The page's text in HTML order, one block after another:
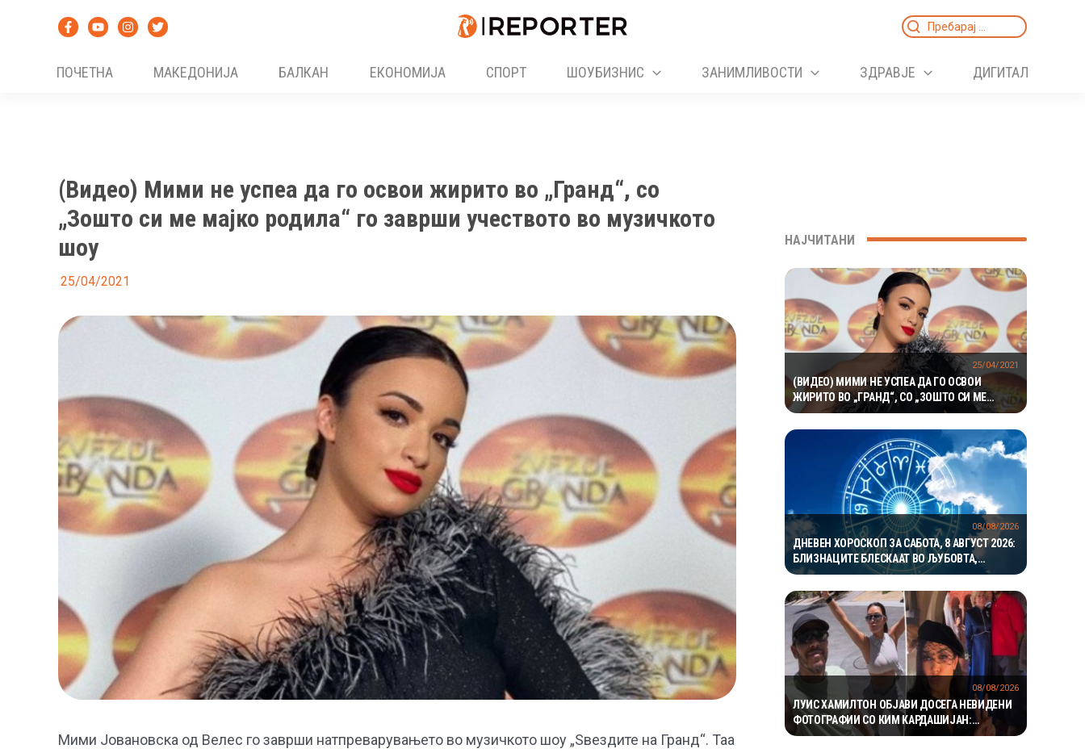
Search
ПОЧЕТНА
МАКЕДОНИЈА БАЛКАН ЕКОНОМИЈА СПОРТ ШОУБИЗНИС ЗАНИМЛИВОСТИ ЗДРАВЈЕ ДИГИТАЛ
(Видео) Мими не успеа да го освои жирито во „Гранд“, со
„Зошто си ме мајко родила“ го заврши учеството во музичкото
шоу
25/04/2021
Мими Јовановска од Велес го заврши натпреварувањето во музичкото шоу „Ѕвездите на Гранд“. Таа
НАЈЧИТАНИ
(ВИДЕО) МИМИ НЕ УСПЕА ДА ГО ОСВОИ
ЖИРИТО ВО „ГРАНД“, СО „ЗОШТО СИ МЕ
МАЈКО РОДИЛА“ ГО ЗАВРШИ УЧЕСТВОТО ВО
МУЗИЧКОТО ШОУ
25/04/2021
ДНЕВЕН ХОРОСКОП ЗА САБОТА, 8 АВГУСТ 2026:
БЛИЗНАЦИТЕ БЛЕСКААТ ВО ЉУБОВТА,
РАКОВИТЕ ВО КАРИЕРАТА, А ВАГИТЕ ИМААТ
ОДЛИЧЕН ДЕН ЗА ХАРМОНИЈА
08/08/2026
ЛУИС ХАМИЛТОН ОБЈАВИ ДОСЕГА НЕВИДЕНИ
ФОТОГРАФИИ СО КИМ КАРДАШИЈАН:
РОМАНСАТА СТАНУВА СÈ ПОСЕРИОЗНА
08/08/2026